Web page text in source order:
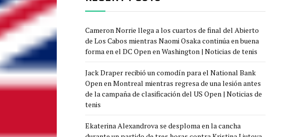
Cameron Norrie llega a los cuartos de final del Abierto
de Los Cabos mientras Naomi Osaka continúa en buena
forma en el DC Open en Washington | Noticias de tenis
Jack Draper recibió un comodín para el National Bank
Open en Montreal mientras regresa de una lesión antes
de la campaña de clasificación del US Open | Noticias de
tenis
Ekaterina Alexandrova se desploma en la cancha